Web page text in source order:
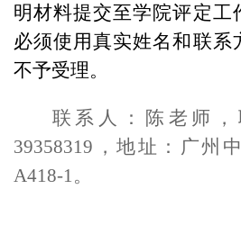
明材料提交至学院评定工
必须使用真实姓名和联系
不予受理。
联系人：陈老师，
39358319，地址：广州
A418-1。